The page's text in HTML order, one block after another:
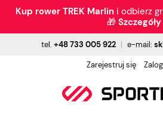
Kup rower TREK Marlin i odbierz
🎁 Szczegóły
tel. +48 733 005 922 | e-mail:
Zarejestruj się